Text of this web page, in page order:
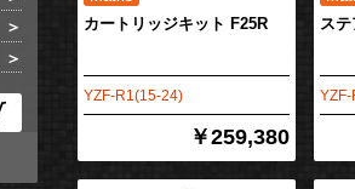
カートリッジキット F25R
YZF-R1(15-24)
￥259,380
ス